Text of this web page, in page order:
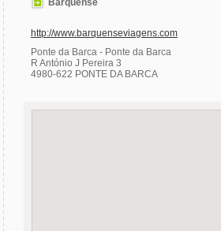
http://www.barquenseviagens.com
Ponte da Barca - Ponte da Barca
R António J Pereira 3
4980-622 PONTE DA BARCA